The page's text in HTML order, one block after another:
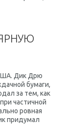
Дик Дрю
бумаги,
за тем, как
частичной
ровная
придумал